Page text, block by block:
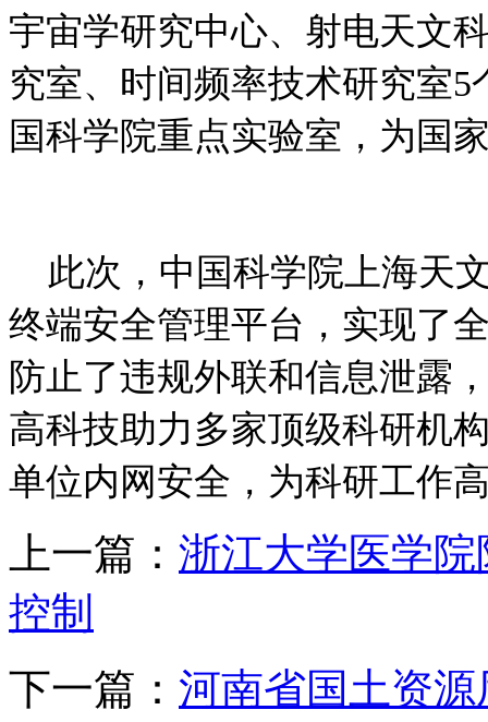
宇宙学研究中心、射电天文
究室、时间频率技术研究室
国科学院重点实验室，为国
此次，中国科学院上海天
终端安全管理平台，实现了
防止了违规外联和信息泄露
高科技助力多家顶级科研机
单位内网安全，为科研工作
上一篇： 浙江大学医学
控制
下一篇： 河南省国土资